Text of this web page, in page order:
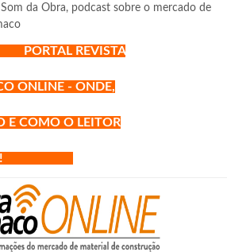
da Obra, podcast sobre o mercado de
PORTAL REVISTA
ONLINE - ONDE,
E COMO O LEITOR